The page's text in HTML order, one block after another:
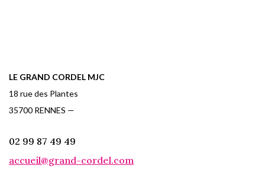
LE GRAND CORDEL MJC
18 rue des Plantes
35700 RENNES —
02 99 87 49 49
accueil@grand-cordel.com